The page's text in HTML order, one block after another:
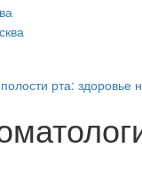
рта: здоровье